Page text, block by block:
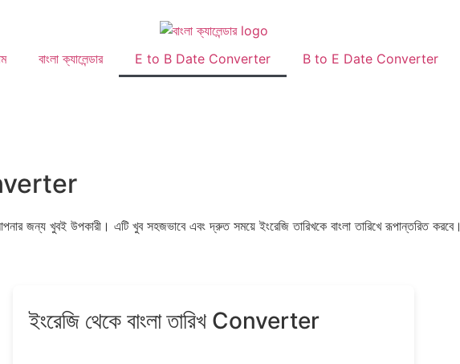
বাংলা ক্যালেন্ডার E to B Date Converter B to E Date Converter
জন্য খুবই উপকারী। এটি খুব সহজভাবে এবং দ্রুত সময়ে ইংরেজি তারিখকে বাংলা তারিখে রূপান্তরিত করবে।
ইংরেজি থেকে বাংলা তারিখ Converter